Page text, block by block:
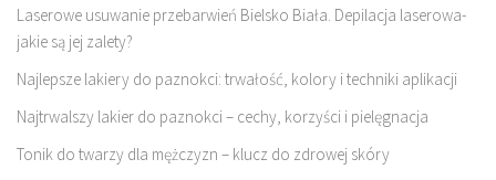
Laserowe usuwanie przebarwień Bielsko Biała. Depilacja laserowa-
jakie są jej zalety?
Najlepsze lakiery do paznokci: trwałość, kolory i techniki aplikacji
Najtrwalszy lakier do paznokci – cechy, korzyści i pielęgnacja
Tonik do twarzy dla mężczyzn – klucz do zdrowej skóry